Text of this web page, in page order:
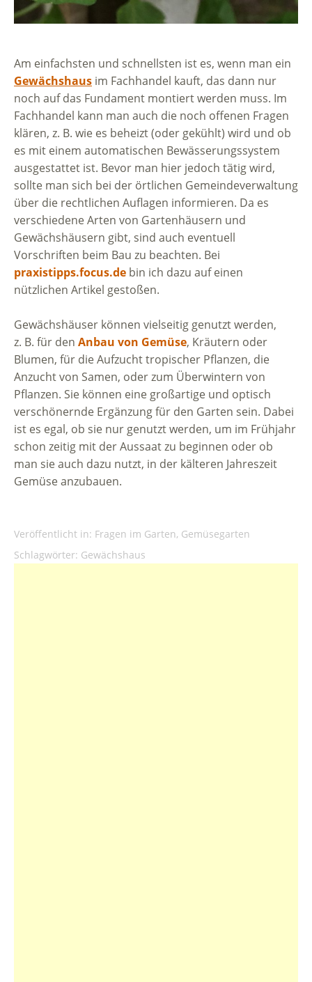
Am einfachsten und schnellsten ist es, wenn man ein
Gewächshaus im Fachhandel kauft, das dann nur
noch auf das Fundament montiert werden muss. Im
Fachhandel kann man auch die noch offenen Fragen
klären, z. B. wie es beheizt (oder gekühlt) wird und ob
es mit einem automatischen Bewässerungssystem
ausgestattet ist. Bevor man hier jedoch tätig wird,
sollte man sich bei der örtlichen Gemeindeverwaltung
über die rechtlichen Auflagen informieren. Da es
verschiedene Arten von Gartenhäusern und
Gewächshäusern gibt, sind auch eventuell
Vorschriften beim Bau zu beachten. Bei
praxistipps.focus.de bin ich dazu auf einen
nützlichen Artikel gestoßen.
Gewächshäuser können vielseitig genutzt werden,
z. B. für den Anbau von Gemüse, Kräutern oder
Blumen, für die Aufzucht tropischer Pflanzen, die
Anzucht von Samen, oder zum Überwintern von
Pflanzen. Sie können eine großartige und optisch
verschönernde Ergänzung für den Garten sein. Dabei
ist es egal, ob sie nur genutzt werden, um im Frühjahr
schon zeitig mit der Aussaat zu beginnen oder ob
man sie auch dazu nutzt, in der kälteren Jahreszeit
Gemüse anzubauen.
Veröffentlicht in: Fragen im Garten, Gemüsegarten
Schlagwörter: Gewächshaus